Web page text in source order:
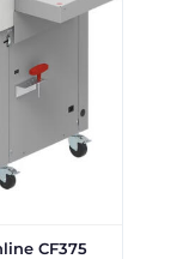
CF375